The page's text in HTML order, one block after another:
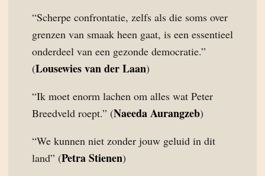
“Scherpe confrontatie, zelfs als die soms over
grenzen van smaak heen gaat, is een essentieel
onderdeel van een gezonde democratie.”
(Lousewies van der Laan)
“Ik moet enorm lachen om alles wat Peter
Breedveld roept.” (Naeeda Aurangzeb)
“We kunnen niet zonder jouw geluid in dit
land” (Petra Stienen)